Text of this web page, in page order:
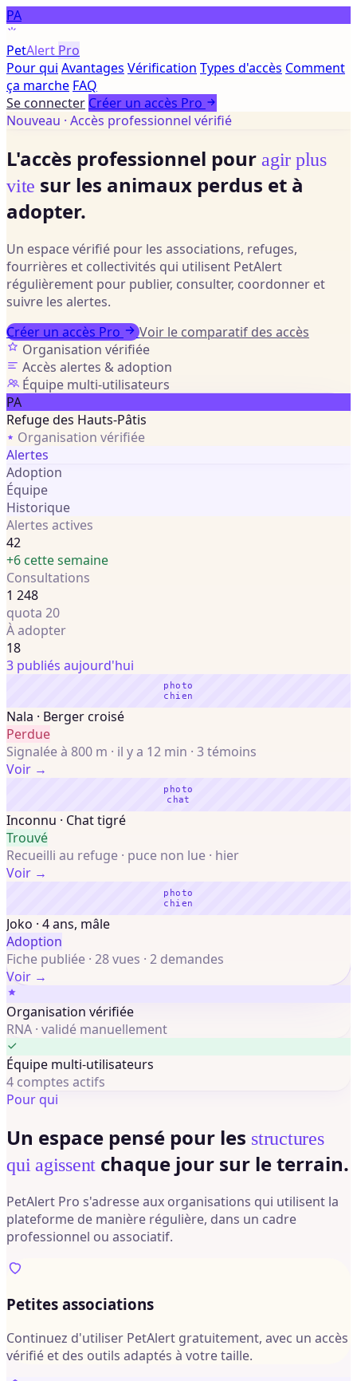
PA
PetAlert Pro
Pour qui Avantages Vérification Types d'accès Comment
ça marche FAQ
Se connecter Créer un accès Pro
Nouveau · Accès professionnel vérifié
L'accès professionnel pour agir plus
vite sur les animaux perdus et à
adopter.
Un espace vérifié pour les associations, refuges,
fourrières et collectivités qui utilisent PetAlert
régulièrement pour publier, consulter, coordonner et
suivre les alertes.
Créer un accès Pro
Voir le comparatif des accès
Organisation vérifiée
Accès alertes & adoption
Équipe multi-utilisateurs
PA
Refuge des Hauts-Pâtis
Organisation vérifiée
Alertes
Adoption
Équipe
Historique
Alertes actives
42
+6 cette semaine
Consultations
1 248
quota 20
À adopter
18
3 publiés aujourd'hui
photo
chien
Nala · Berger croisé
Perdue
Signalée à 800 m · il y a 12 min · 3 témoins
Voir →
photo
chat
Inconnu · Chat tigré
Trouvé
Recueilli au refuge · puce non lue · hier
Voir →
photo
chien
Joko · 4 ans, mâle
Adoption
Fiche publiée · 28 vues · 2 demandes
Voir →
Organisation vérifiée
RNA · validé manuellement
Équipe multi-utilisateurs
4 comptes actifs
Pour qui
Un espace pensé pour les structures
qui agissent chaque jour sur le terrain.
PetAlert Pro s'adresse aux organisations qui utilisent la
plateforme de manière régulière, dans un cadre
professionnel ou associatif.
Petites associations
Continuez d'utiliser PetAlert gratuitement, avec un accès
vérifié et des outils adaptés à votre taille.